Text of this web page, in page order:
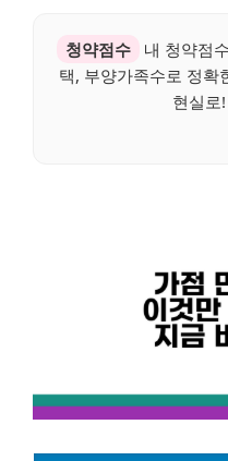
청약점수
내 청약점
택, 부양가족수로 정확
현실로